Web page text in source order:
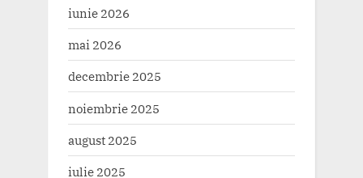
iunie 2026
mai 2026
decembrie 2025
noiembrie 2025
august 2025
iulie 2025